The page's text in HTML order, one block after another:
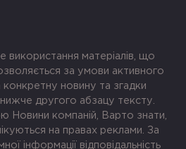
використання матеріалів, що
за умови активного
конкретну новину та згадки
другого абзацу тексту.
Новини компаній, Варто знати,
на правах реклами. За
інформації відповідальність